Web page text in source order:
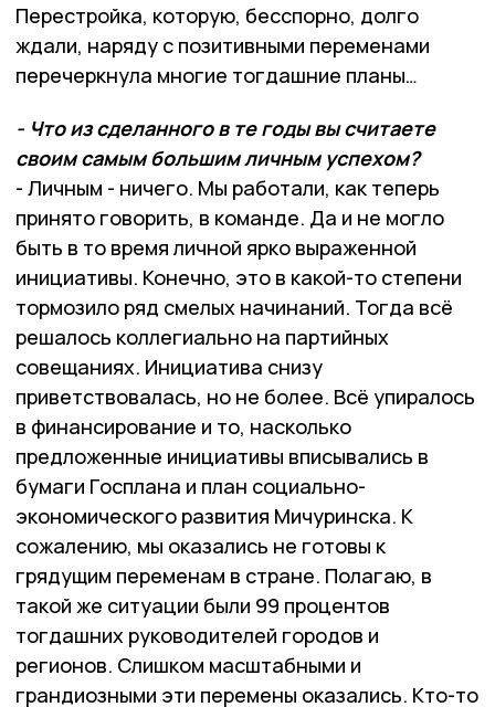
Перестройка, которую, бесспорно, долго
ждали, наряду с позитивными переменами
перечеркнула многие тогдашние планы…
- Что из сделанного в те годы вы считаете
своим самым большим личным успехом?
- Личным - ничего. Мы работали, как теперь
принято говорить, в команде. Да и не могло
быть в то время личной ярко выраженной
инициативы. Конечно, это в какой-то степени
тормозило ряд смелых начинаний. Тогда всё
решалось коллегиально на партийных
совещаниях. Инициатива снизу
приветствовалась, но не более. Всё упиралось
в финансирование и то, насколько
предложенные инициативы вписывались в
бумаги Госплана и план социально-
экономического развития Мичуринска. К
сожалению, мы оказались не готовы к
грядущим переменам в стране. Полагаю, в
такой же ситуации были 99 процентов
тогдашних руководителей городов и
регионов. Слишком масштабными и
грандиозными эти перемены оказались. Кто-то